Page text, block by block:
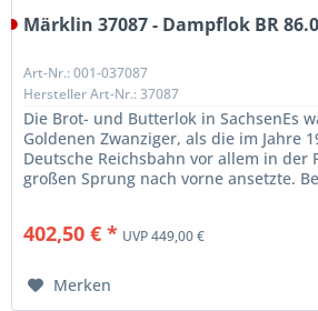
Märklin 37087 - Dampflok BR
Art-Nr.: 001-037087
Hersteller Art-Nr.: 37087
Die Brot- und Butterlok in SachsenEs
Goldenen Zwanziger, als die im Jahre
Deutsche Reichsbahn vor allem in der
großen Sprung nach vorne ansetzte.
402,50 € * UVP 449,00 €
Merken